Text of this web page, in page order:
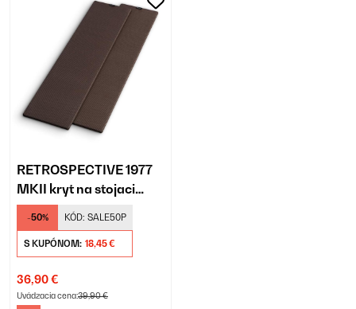
RETROSPECTIVE 1977
MKII kryt na stojaci
reproduktor pár čierno-
hnedá
-50% KÓD: SALE50P
S KUPÓNOM: 18,45 €
36,90 €
Uvádzacia cena:39,90 €